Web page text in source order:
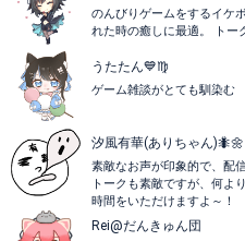
のんびりゲームをするイケ
れた時の癒しに最適。 トー
うたたん💙♍️
ゲーム雑談がとても馴染む
汐風有華(ありちゃん)🐜🌼
素敵なお声が印象的で、配
トークも素敵ですが、何
時間をいただけますよ～！
Rei@だんきゅん団